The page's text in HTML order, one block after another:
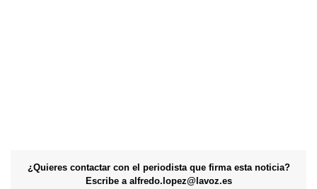
¿Quieres contactar con el periodista que firma esta noticia?
Escribe a alfredo.lopez@lavoz.es